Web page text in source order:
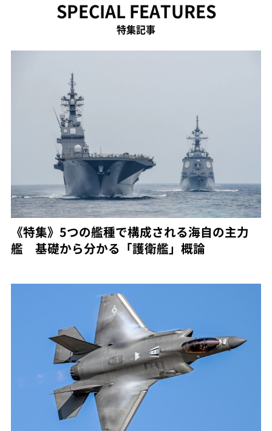
SPECIAL FEATURES
特集記事
《特集》5つの艦種で構成される海自の主力
艦 基礎から分かる「護衛艦」概論